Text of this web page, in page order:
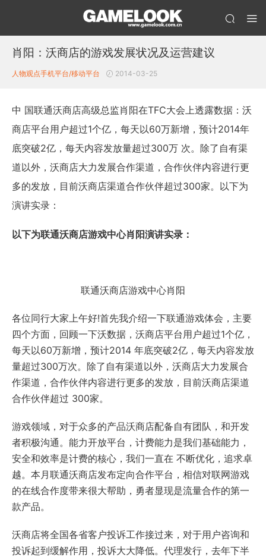
肖阳：沃商店的游戏发展状况及运营建议
人物观点手机平台/移动平台 2014-03-25
中 国联通沃商店高级总监肖阳在TFC大会上透露数据：沃
商店平台用户超过1个亿，每天以60万新增，预计2014年
底突破2亿，每天内容发放量超过300万 次。除了自有渠
道以外，沃商店大力发展合作渠道，合作伙伴内容进行更
多的发放，目前沃商店渠道合作伙伴超过300家。以下为
演讲实录：
以下为联通沃商店游戏中心肖阳演讲实录：
联通沃商店游戏中心肖阳
各位同行大家上午好!首先我介绍一下联通游戏体会，主要
四个方面，回顾一下沃数据，沃商店平台用户超过1个亿，
每天以60万新增，预计2014 年底突破2亿，每天内容发放
量超过300万次。除了自有渠道以外，沃商店大力发展合
作渠道，合作伙伴内容进行更多的发放，目前沃商店渠道
合作伙伴超过 300家。
游戏领域，对于众多的产品沃商店配备自有团队，和开发
者积极沟通。能力开放平台，计费能力是我们基础能力，
安全和效率是计费的核心，我们一直在 不断优化，追求卓
越。本月联通沃商店发布定向合作平台，相信对联网游戏
的在线合作度带来很大帮助，勇者显现是流量合作的第一
款产品。
沃商店将全国各省客户投诉工作接过来，对于用户咨询和
投诉起到缓解作用，投诉大大降低。代理发行，去年下半